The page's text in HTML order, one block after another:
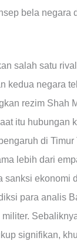
bela negara
salah satu
kedua negara
rezim Shah
itu hubungan
di
lebih dari
ekonomi
para analis
signifikan,